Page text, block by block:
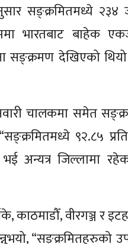
सङ्क्रमितमध्ये २३४
भारतबाट बाहेक
सङ्क्रमण देखिएको
सवारी चालकमा समेत
९२.८५
अन्यत्र जिल्लामा
काठमाडौँ, वीरगञ्ज र
“सङ्क्रमितहरुको